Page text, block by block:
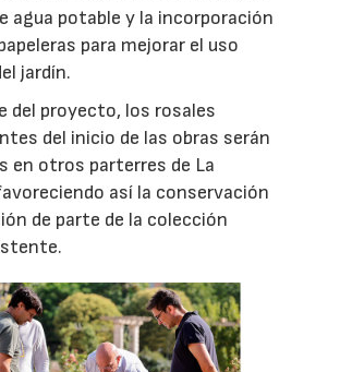
agua potable y la incorporación
para mejorar el uso
jardín.
del proyecto, los rosales
del inicio de las obras serán
en otros parterres de La
así la conservación
de parte de la colección